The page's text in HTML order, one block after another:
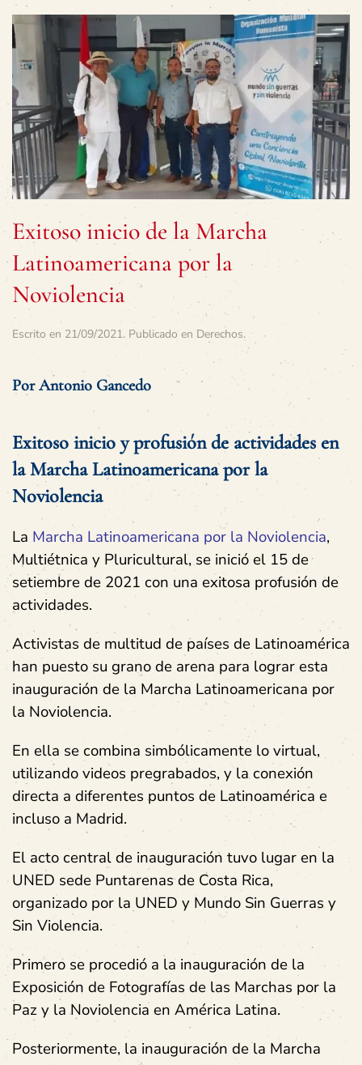
Exitoso inicio de la Marcha
Latinoamericana por la
Noviolencia
Escrito en 21/09/2021. Publicado en Derechos.
Por Antonio Gancedo
Exitoso inicio y profusión de actividades en
la Marcha Latinoamericana por la
Noviolencia
La Marcha Latinoamericana por la Noviolencia,
Multiétnica y Pluricultural, se inició el 15 de
setiembre de 2021 con una exitosa profusión de
actividades.
Activistas de multitud de países de Latinoamérica
han puesto su grano de arena para lograr esta
inauguración de la Marcha Latinoamericana por
la Noviolencia.
En ella se combina simbólicamente lo virtual,
utilizando videos pregrabados, y la conexión
directa a diferentes puntos de Latinoamérica e
incluso a Madrid.
El acto central de inauguración tuvo lugar en la
UNED sede Puntarenas de Costa Rica,
organizado por la UNED y Mundo Sin Guerras y
Sin Violencia.
Primero se procedió a la inauguración de la
Exposición de Fotografías de las Marchas por la
Paz y la Noviolencia en América Latina.
Posteriormente, la inauguración de la Marcha